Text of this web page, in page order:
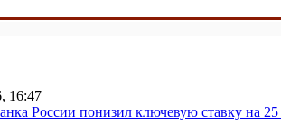
16:47
России понизил ключевую ставку на